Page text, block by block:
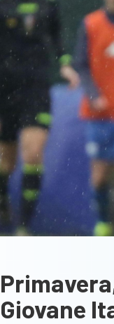
Giovane